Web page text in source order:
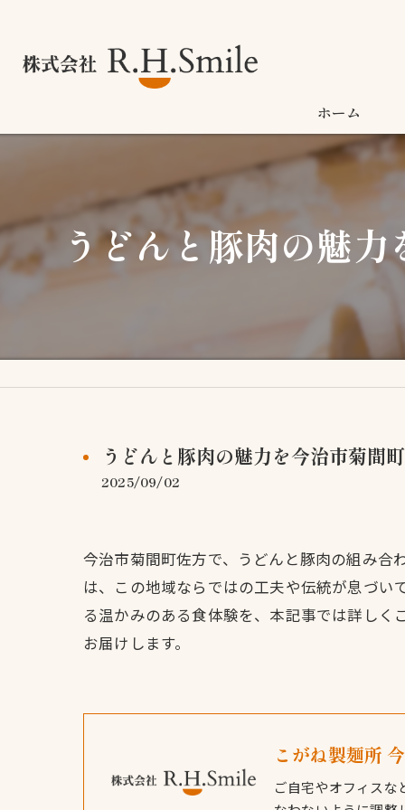
ホーム
うどんと豚肉の魅
うどんと豚肉の魅力を今治市菊間
2025/09/02
今治市菊間町佐方で、うどんと豚肉の組み
は、この地域ならではの工夫や伝統が息づ
る温かみのある食体験を、本記事では詳し
お届けします。
こがね製麺所
ご自宅やオフィス